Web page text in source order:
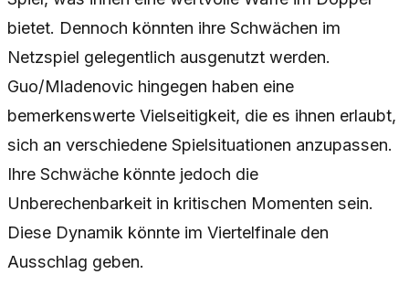
bietet. Dennoch könnten ihre Schwächen im
Netzspiel gelegentlich ausgenutzt werden.
Guo/Mladenovic hingegen haben eine
bemerkenswerte Vielseitigkeit, die es ihnen erlaubt,
sich an verschiedene Spielsituationen anzupassen.
Ihre Schwäche könnte jedoch die
Unberechenbarkeit in kritischen Momenten sein.
Diese Dynamik könnte im Viertelfinale den
Ausschlag geben.